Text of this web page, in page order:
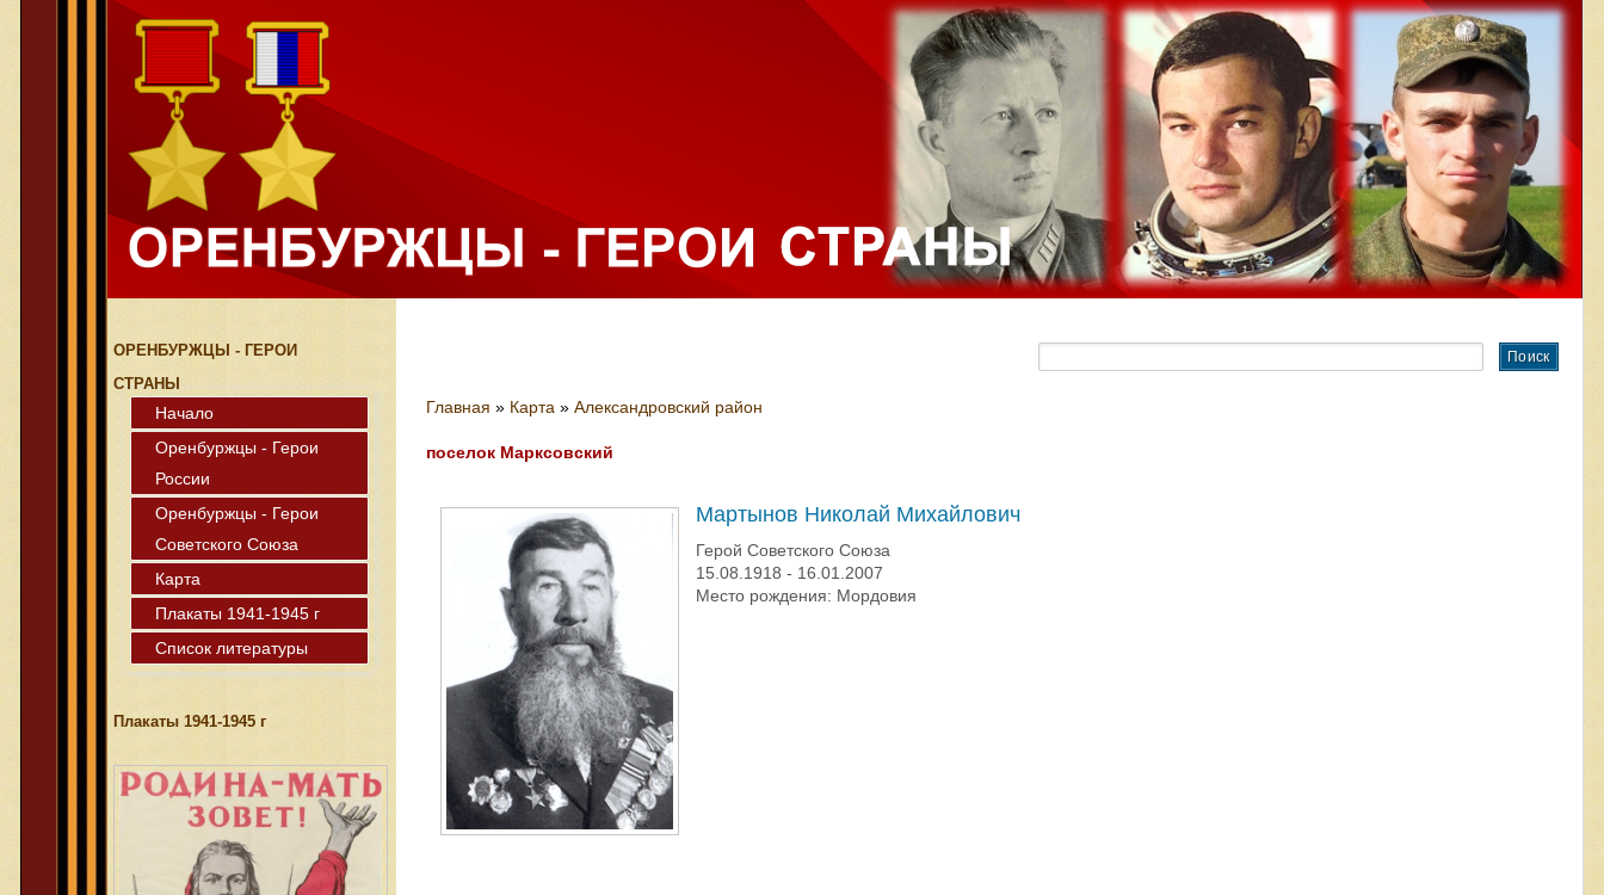
ОРЕНБУРЖЦЫ - ГЕРОИ
СТРАНЫ
Начало
Оренбуржцы - Герои
России
Оренбуржцы - Герои
Советского Союза
Карта
Плакаты 1941-1945 г
Список литературы
Плакаты 1941-1945 г
Поиск
Главная » Карта » Александровский район
поселок Марксовский
Мартынов Николай Михайлович
Герой Советского Союза
15.08.1918 - 16.01.2007
Место рождения: Мордовия